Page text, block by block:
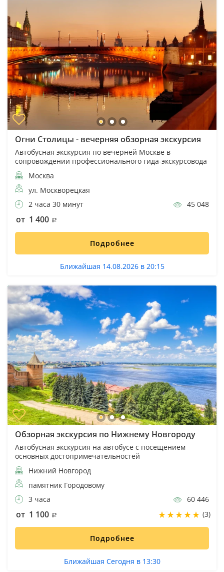
Огни Столицы - вечерняя обзорная экскурсия
Автобусная экскурсия по вечерней Москве в
сопровождении профессионального гида-экскурсовода
Москва
ул. Москворецкая
2 часа 30 минут
45 048
от 1 400
Подробнее
Ближайшая 14.08.2026 в 20:15
Обзорная экскурсия по Нижнему Новгороду
Автобусная экскурсия на автобусе с посещением
основных достопримечательностей
Нижний Новгород
памятник Городовому
3 часа
60 446
от 1 100 (3)
Подробнее
Ближайшая Сегодня в 13:30